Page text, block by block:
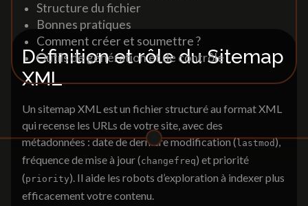
Brochures & Catalogues
Dépliants & Flyers
Goodies
Packaging
Signalétique
Identité visuelle
Web marketing
Référencement naturel/SEO
Social media
Analytics
Print et support de
communication
Brochures & Catalogues
Dépliants & Flyers
Goodies
Structure du fichier
Bonnes pratiques
Comment créer et soumettre ?
Outils de génération et de contrôle
Définition et rôle du Sitemap
XML
Un sitemap XML est un fichier structuré au format XML
qui recense les URLs de votre site, avec des
métadonnées : date de dernière modification ( lastmod),
fréquence de mise à jour (changefreq) et priorité
(priority). Il aide les robots d’exploration à indexer plus
efficacement votre contenu.